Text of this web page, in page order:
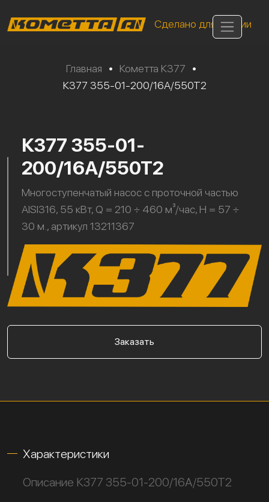
Сделано для России
Главная • Кометта К377
•
К377 355-01-200/16А/550Т2
К377 355-01-
200/16А/550Т2
Многоступенчатый насос с проточной частью
AISI316, 55 кВт, Q = 210 ÷ 460 м³/час, H = 57 ÷
30 м., артикул 13211367
Заказать
Характеристики
Описание К377 355-01-200/16А/550Т2